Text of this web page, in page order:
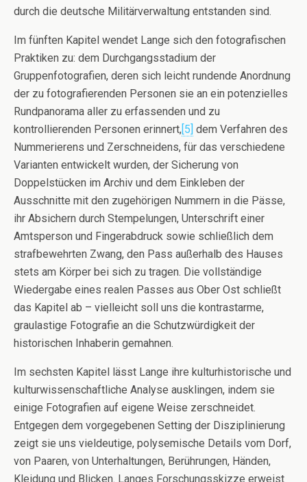
durch die deutsche Militärverwaltung entstanden sind.
Im fünften Kapitel wendet Lange sich den fotografischen
Praktiken zu: dem Durchgangsstadium der
Gruppenfotografien, deren sich leicht rundende Anordnung
der zu fotografierenden Personen sie an ein potenzielles
Rundpanorama aller zu erfassenden und zu
kontrollierenden Personen erinnert,[5] dem Verfahren des
Nummerierens und Zerschneidens, für das verschiedene
Varianten entwickelt wurden, der Sicherung von
Doppelstücken im Archiv und dem Einkleben der
Ausschnitte mit den zugehörigen Nummern in die Pässe,
ihr Absichern durch Stempelungen, Unterschrift einer
Amtsperson und Fingerabdruck sowie schließlich dem
strafbewehrten Zwang, den Pass außerhalb des Hauses
stets am Körper bei sich zu tragen. Die vollständige
Wiedergabe eines realen Passes aus Ober Ost schließt
das Kapitel ab – vielleicht soll uns die kontrastarme,
graulastige Fotografie an die Schutzwürdigkeit der
historischen Inhaberin gemahnen.
Im sechsten Kapitel lässt Lange ihre kulturhistorische und
kulturwissenschaftliche Analyse ausklingen, indem sie
einige Fotografien auf eigene Weise zerschneidet.
Entgegen dem vorgegebenen Setting der Disziplinierung
zeigt sie uns vieldeutige, polysemische Details vom Dorf,
von Paaren, von Unterhaltungen, Berührungen, Händen,
Kleidung und Blicken. Langes Forschungsskizze erweist